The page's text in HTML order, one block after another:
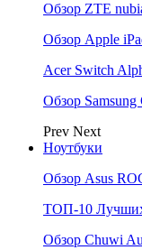
Обзор ZTE
Обзор Apple
Acer Switch
Обзор
Prev Next
Ноутбуки
Обзор Asus
ТОП-10 Лучших
Обзор Chuwi